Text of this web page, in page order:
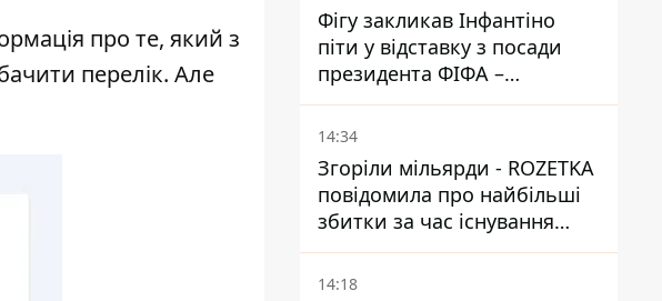
про те, який з
перелік. Але
Фігу закликав Інфантіно
піти у відставку з посади
президента ФІФА –
врятувати футбол ще не
пізно
14:34
Згоріли мільярди - ROZETKA
повідомила про найбільші
збитки за час існування
компанії
14:18